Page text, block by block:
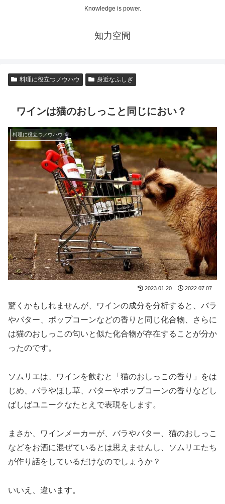
Knowledge is power.
知力空間
料理に役立つノウハウ 身近なふしぎ
ワインは猫のおしっこと同じにおい？
料理に役立つノウハウ
2023.01.20 2022.07.07
驚くかもしれませんが、ワインの成分を分析すると、バラ
やバター、ポップコーンなどの香りと同じ化合物、さらに
は猫のおしっこの匂いと似た化合物が存在することが分か
ったのです。
ソムリエは、ワインを飲むと「猫のおしっこの香り」をは
じめ、バラやほし草、バターやポップコーンの香りなどし
ばしばユニークなたとえで表現をします。
まさか、ワインメーカーが、バラやバター、猫のおしっこ
などをお酒に混ぜているとは思えませんし、ソムリエたち
が作り話をしているだけなのでしょうか？
いいえ、違います。